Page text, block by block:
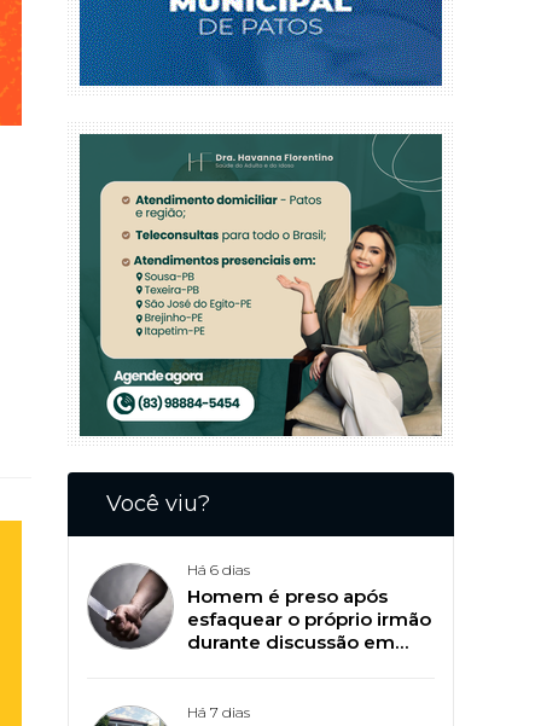
Você viu?
Há 6 dias
Homem é preso após
esfaquear o próprio irmão
durante discussão em
Há 7 dias